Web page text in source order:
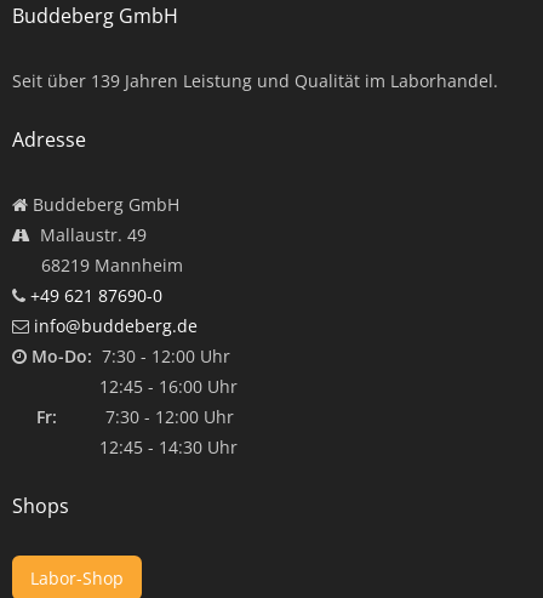
Buddeberg GmbH
Seit über 139 Jahren Leistung und Qualität im Laborhandel.
Adresse
Buddeberg GmbH
Mallaustr. 49
68219 Mannheim
+49 621 87690-0
info@buddeberg.de
Mo-Do: 7:30 - 12:00 Uhr
12:45 - 16:00 Uhr
Fr: 7:30 - 12:00 Uhr
12:45 - 14:30 Uhr
Shops
Labor-Shop